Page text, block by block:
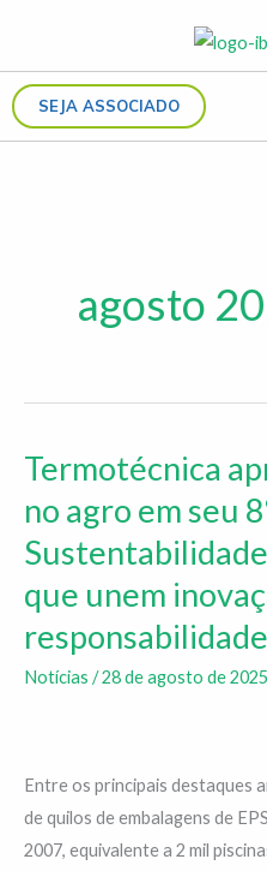
conteúdoSEJA ASSOCIADO
agosto
Termotécnica
no agro em seu
que unem
Notícias /28 de agosto de 2025
Entre os principais destaques
de quilos de embalagens de
2007, equivalente a 2 mil
Termotécnica
avanços
no
agro
8º
Sustentabilidade
com
soluções